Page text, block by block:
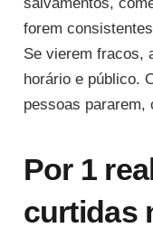
forem
Se vierem fracos,
horário e público.
pessoas pararem,
Por 1
curtidas